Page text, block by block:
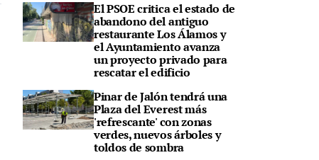
El PSOE critica el estado de
abandono del antiguo
restaurante Los Álamos y
el Ayuntamiento avanza
un proyecto privado para
rescatar el edificio
Pinar de Jalón tendrá una
Plaza del Everest más
'refrescante' con zonas
verdes, nuevos árboles y
toldos de sombra